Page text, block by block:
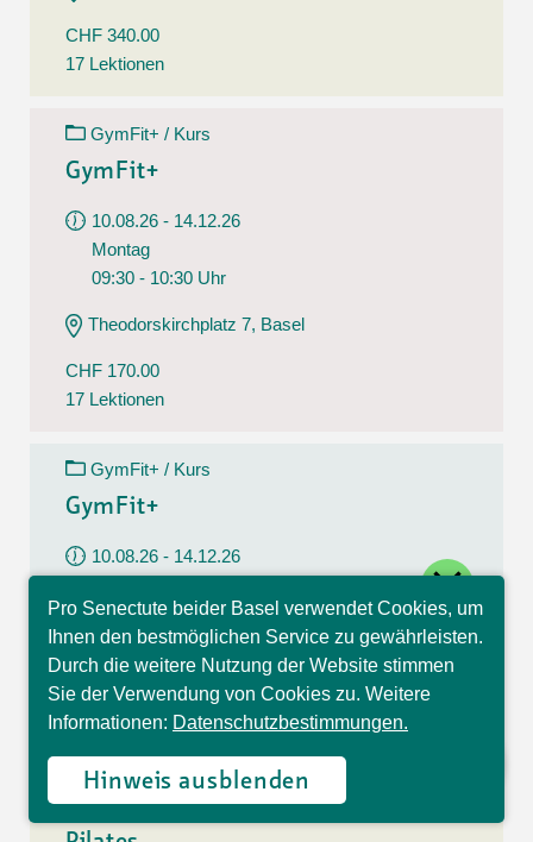
CHF 340.00
17 Lektionen
GymFit+ / Kurs
GymFit+
10.08.26 - 14.12.26
Montag
09:30 - 10:30 Uhr
Theodorskirchplatz 7, Basel
CHF 170.00
17 Lektionen
GymFit+ / Kurs
GymFit+
10.08.26 - 14.12.26
09:30 - 10:30 Uhr
Belchenstrasse 15, Basel
CHF 170.00
17 Lektionen
Pilates / Kurs
Pro Senectute beider Basel verwendet Cookies, um
Ihnen den bestmöglichen Service zu gewährleisten.
Durch die weitere Nutzung der Website stimmen
Sie der Verwendung von Cookies zu. Weitere
Informationen: Datenschutzbestimmungen.
Hinweis ausblenden
Hallo, ich bin Sophia und
beantworte gerne Ihre
Fragen.
close